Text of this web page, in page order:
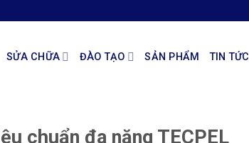
SỬA CHỮA ĐÀO TẠO SẢN PHẨM TIN TỨC
chuẩn đa năng TECPEL